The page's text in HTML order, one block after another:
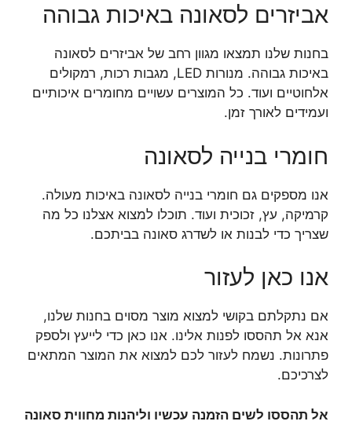
אביזרים לסאונה באיכות גבוהה
בחנות שלנו תמצאו מגוון רחב של אביזרים לסאונה
באיכות גבוהה. מנורות LED, מגבות רכות, רמקולים
אלחוטיים ועוד. כל המוצרים עשויים מחומרים איכותיים
ועמידים לאורך זמן.
חומרי בנייה לסאונה
אנו מספקים גם חומרי בנייה לסאונה באיכות מעולה.
קרמיקה, עץ, זכוכית ועוד. תוכלו למצוא אצלנו כל מה
שצריך כדי לבנות או לשדרג סאונה בביתכם.
אנו כאן לעזור
אם נתקלתם בקושי למצוא מוצר מסוים בחנות שלנו,
אנא אל תהססו לפנות אלינו. אנו כאן כדי לייעץ ולספק
פתרונות. נשמח לעזור לכם למצוא את המוצר המתאים
לצרכיכם.
אל תהססו לשים הזמנה עכשיו וליהנות מחווית סאונה